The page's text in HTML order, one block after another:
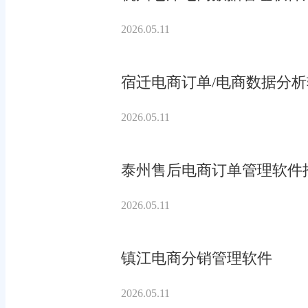
2026.05.11
宿迁电商订单/电商数据分
2026.05.11
泰州售后电商订单管理软件
2026.05.11
镇江电商分销管理软件
2026.05.11